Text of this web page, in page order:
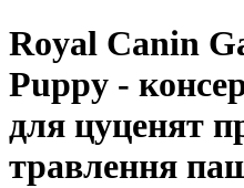
Royal Canin
Puppy -
для цуценят
травлення